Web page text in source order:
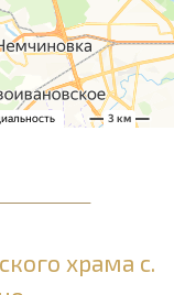
храма с.